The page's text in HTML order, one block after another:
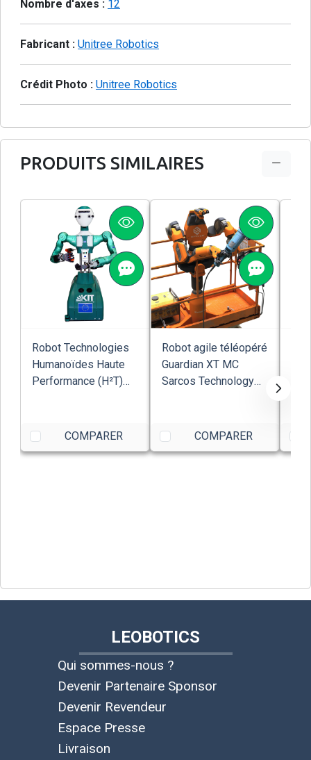
Nombre d'axes : 12
Fabricant : Unitree Robotics
Crédit Photo : Unitree Robotics
PRODUITS SIMILAIRES
Robot Technologies
Humanoïdes Haute
Performance (H²T)
COMPARER
Robot agile téléopéré
Guardian XT MC
Sarcos Technology
COMPARER
LEOBOTICS
Qui sommes-nous ?
Devenir Partenaire Sponsor
Devenir Revendeur
Espace Presse
Livraison